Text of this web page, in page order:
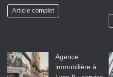
Article complet
Agence
immobilière à